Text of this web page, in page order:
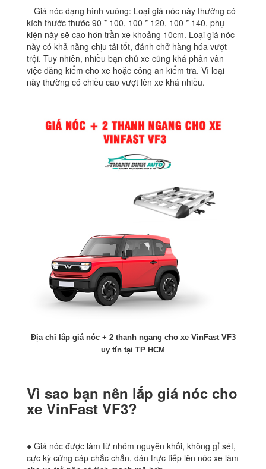
– Giá nóc dạng hình vuông: Loại giá nóc này thường có
kích thước thước 90 * 100, 100 * 120, 100 * 140, phụ
kiện này sẽ cao hơn trần xe khoảng 10cm. Loại giá nóc
này có khả năng chịu tải tốt, đánh chở hàng hóa vượt
trội. Tuy nhiên, nhiều bạn chủ xe cũng khá phân vân
việc đăng kiểm cho xe hoặc công an kiểm tra. Vì loại
này thường có chiều cao vượt lên xe khá nhiều.
Địa chỉ lắp giá nóc + 2 thanh ngang cho xe VinFast VF3
uy tín tại TP HCM
Vì sao bạn nên lắp giá nóc cho
xe VinFast VF3?
● Giá nóc được làm từ nhôm nguyên khối, không gỉ sét,
cực kỳ cứng cáp chắc chắn, dán trực tiếp lên nóc xe làm